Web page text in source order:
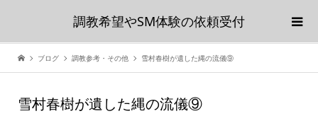
調教希望やSM体験の依頼受付
ブログ 調教参考・その他 雪村春樹が遺した縄の流儀⑨
雪村春樹が遺した縄の流儀⑨